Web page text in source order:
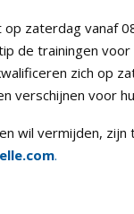
zaterdag vanaf
de trainingen
zich op
verschijnen voor
wil vermijden,
.